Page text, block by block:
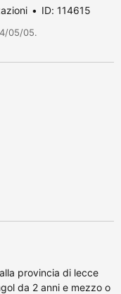
ID: 114615
05/05.
provincia di lecce
da 2 anni e mezzo o